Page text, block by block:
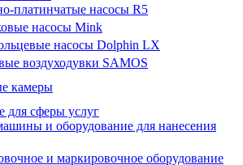
платинчатые насосы R5
насосы Mink
насосы Dolphin LX
воздуходувки SAMOS
камеры
для сферы услуг
и оборудование для нанесения
и маркировочное оборудование